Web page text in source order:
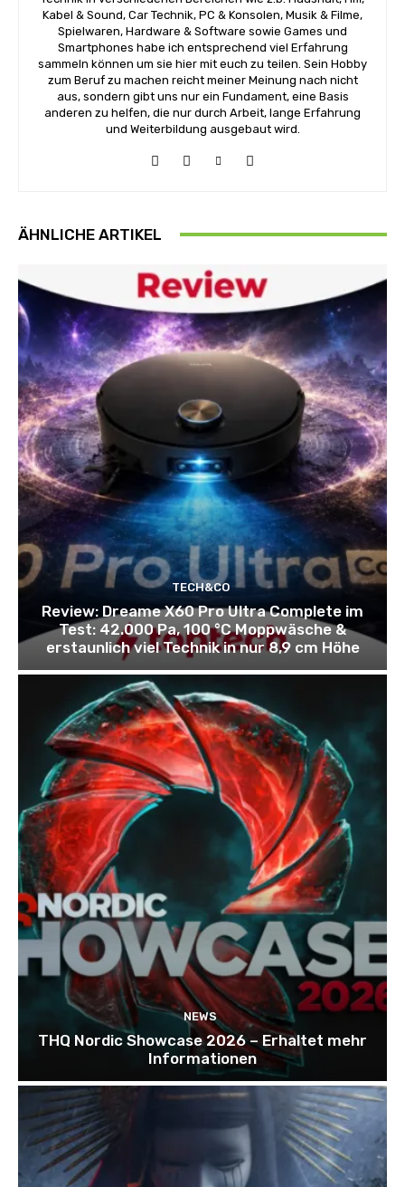
Kabel & Sound, Car Technik, PC & Konsolen, Musik & Filme,
Spielwaren, Hardware & Software sowie Games und
Smartphones habe ich entsprechend viel Erfahrung
sammeln können um sie hier mit euch zu teilen. Sein Hobby
zum Beruf zu machen reicht meiner Meinung nach nicht
aus, sondern gibt uns nur ein Fundament, eine Basis
anderen zu helfen, die nur durch Arbeit, lange Erfahrung
und Weiterbildung ausgebaut wird.
ÄHNLICHE ARTIKEL
TECH&CO
Review: Dreame X60 Pro Ultra Complete im
Test: 42.000 Pa, 100 °C Moppwäsche &
erstaunlich viel Technik in nur 8,9 cm Höhe
NEWS
THQ Nordic Showcase 2026 – Erhaltet mehr
Informationen